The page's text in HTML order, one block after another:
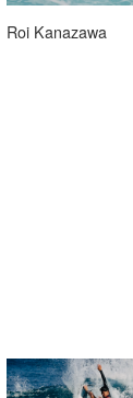
Roi Kanazawa